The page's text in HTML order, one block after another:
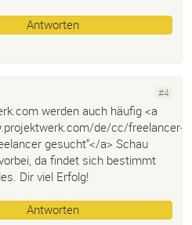
Antworten
#4
werden auch häufig <a
de/cc/freelancer-
gesucht“</a> Schau
da findet sich bestimmt
Dir viel Erfolg!
Antworten